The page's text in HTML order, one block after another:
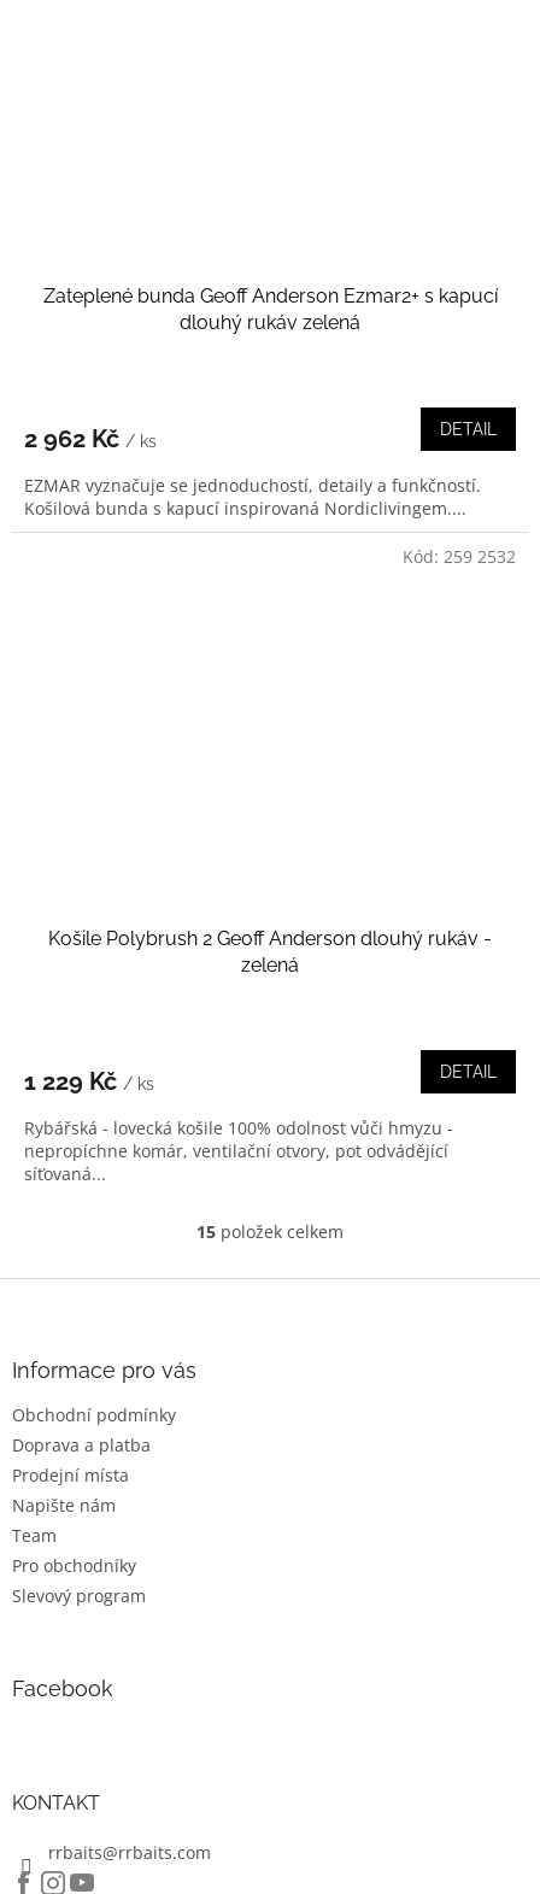
Zateplené bunda Geoff Anderson Ezmar2+ s kapucí
dlouhý rukáv zelená
2 962 Kč / ks
DETAIL
EZMAR vyznačuje se jednoduchostí, detaily a funkčností.
Košilová bunda s kapucí inspirovaná Nordiclivingem....
Košile Polybrush 2 Geoff Anderson dlouhý rukáv -
zelená
1 229 Kč / ks
DETAIL
Rybářská - lovecká košile 100% odolnost vůči hmyzu -
nepropíchne komár, ventilační otvory, pot odvádějící
síťovaná...
Kód: 259 2532
O
l
15 položek celkem
Informace pro vás
Obchodní podmínky
Doprava a platba
Prodejní místa
Napište nám
Team
Pro obchodníky
Slevový program
Facebook
KONTAKT
rrbaits@rrbaits.com